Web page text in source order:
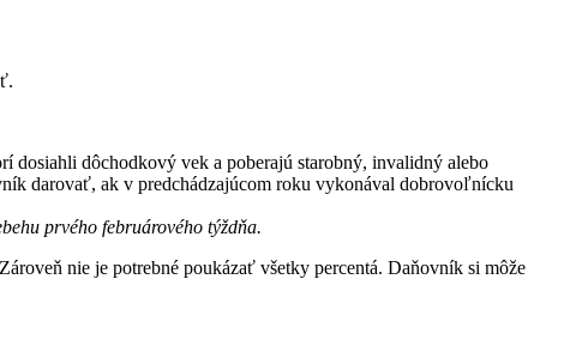
dôchodkový vek a poberajú starobný, invalidný alebo
darovať, ak v predchádzajúcom roku vykonával dobrovoľnícku
prvého februárového týždňa.
nie je potrebné poukázať všetky percentá. Daňovník si môže